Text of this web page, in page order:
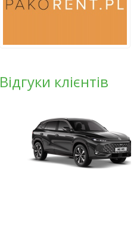
Відгуки клієнтів